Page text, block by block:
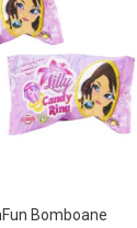
Bomboane